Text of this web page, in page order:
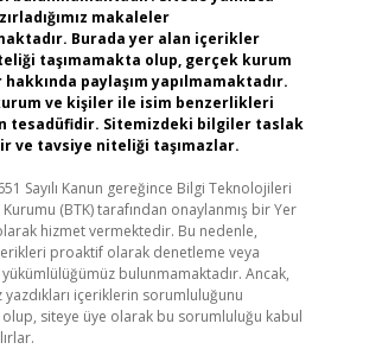
makaleler
Burada yer alan içerikler
taşımamakta olup, gerçek kurum
paylaşım yapılmamaktadır.
ve kişiler ile isim benzerlikleri
tesadüfidir. Sitemizdeki bilgiler taslak
ve tavsiye niteliği taşımazlar.
Sayılı Kanun gereğince Bilgi Teknolojileri
(BTK) tarafından onaylanmış bir Yer
olarak hizmet vermektedir. Bu nedenle,
proaktif olarak denetleme veya
yükümlülüğümüz bulunmamaktadır. Ancak,
yazdıkları içeriklerin sorumluluğunu
olup, siteye üye olarak bu sorumluluğu kabul